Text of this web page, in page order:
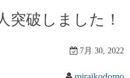
突破しました！
7月 30, 2022